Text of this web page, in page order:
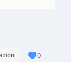
0